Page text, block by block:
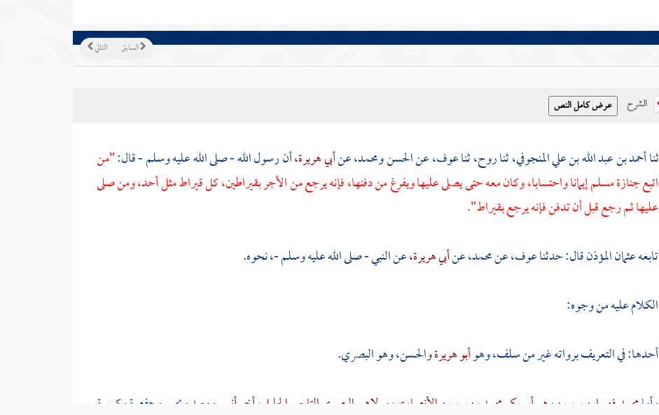
التالي السابق
الشرح
ثناأحمد بن عبد الله بن علي المنجوفي،ثناروح،ثناعوف،عنالحسنومحمد،عنأبي هريرة،أن رسول الله - صلى الله عليه وسلم - قال:"من
اتبع جنازة مسلم إيمانا واحتسابا، وكان معه حتى يصلى عليها ويفرغ من دفنها، فإنه يرجع من الأجر بقيراطين، كل قيراط مثل أحد، ومن صلى
عليها ثم رجع قبل أن تدفن فإنه يرجع بقيراط".
تابعهعثمان المؤذنقال: حدثناعوف،عنمحمد،عنأبي هريرة،عن النبي - صلى الله عليه وسلم -، نحوه.
الكلام عليه من وجوه:
أحدها: في التعريف برواته غير من سلف، وهوأبو هريرةوالحسن،وهو البصري.
وأمامحمد فهو ابن سيرين وهو أبو بكر محمد بن سيرين الأنصاري، مولاهم البصري التابعي الجليل،أخوأنس ومعبد ويحيى وحفصةوكريمة